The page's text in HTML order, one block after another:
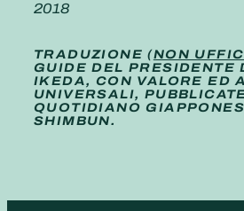
2018
TRADUZIONE (NON
GUIDE DEL PRESIDENTE
IKEDA, CON VALORE ED
UNIVERSALI,
QUOTIDIANO
SHIMBUN.